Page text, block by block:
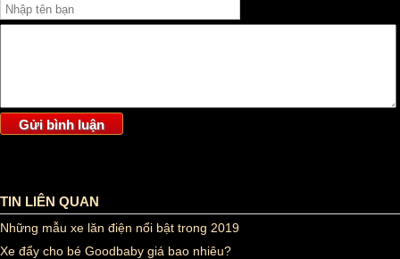
TIN LIÊN QUAN
Những mẫu xe lăn điện nổi bật trong 2019
Xe đẩy cho bé Goodbaby giá bao nhiêu?